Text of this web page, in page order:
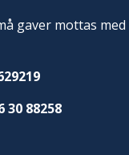
gaver mottas med
30 88258